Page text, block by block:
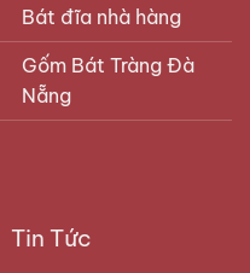
Bát đĩa nhà hàng
Gốm Bát Tràng Đà
Nẵng
Tin Tức